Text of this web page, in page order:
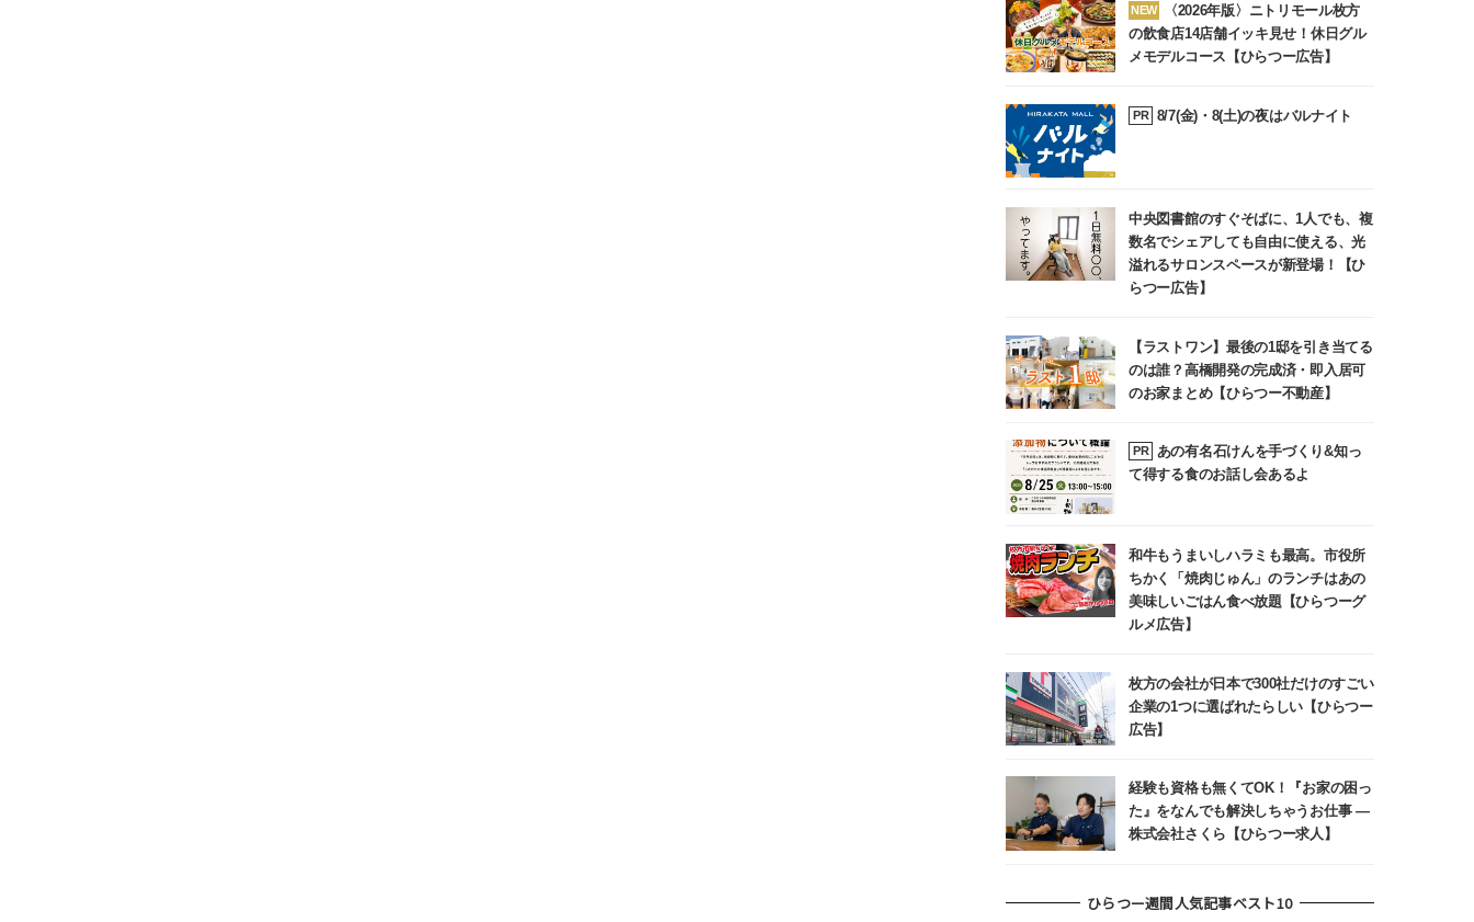
NEW
〈2026年版〉ニトリモール枚方
の飲食店14店舗イッキ見せ！休日グル
メモデルコース【ひらつー広告】
PR 8/7(金)・8(土)の夜はバルナイト
中央図書館のすぐそばに、1人でも、複
数名でシェアしても自由に使える、光
溢れるサロンスペースが新登場！【ひ
らつー広告】
【ラストワン】最後の1邸を引き当てる
のは誰？高橋開発の完成済・即入居可
のお家まとめ【ひらつー不動産】
PR
あの有名石けんを手づくり&知っ
て得する食のお話し会あるよ
和牛もうまいしハラミも最高。市役所
ちかく「焼肉じゅん」のランチはあの
美味しいごはん食べ放題【ひらつーグ
ルメ広告】
枚方の会社が日本で300社だけのすごい
企業の1つに選ばれたらしい【ひらつー
広告】
経験も資格も無くてOK！『お家の困っ
た』をなんでも解決しちゃうお仕事 ―
株式会社さくら【ひらつー求人】
ひらつー週間人気記事ベスト10